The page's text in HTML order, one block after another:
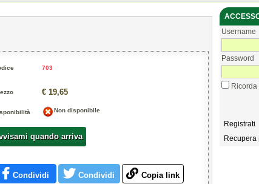
703
€ 19,65
Non disponibile
quando arriva
Condividi Condividi Copia link
Username
Password
Ricorda
Registrati
Recupera